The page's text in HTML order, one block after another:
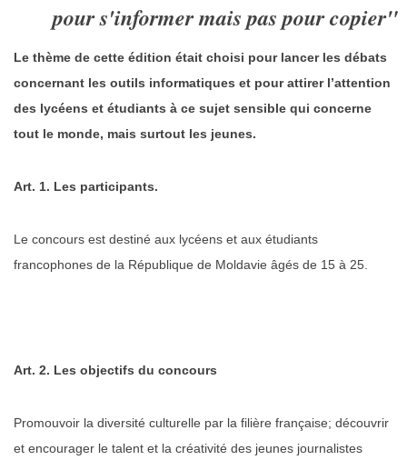
pour s'informer mais pas pour copier"
Le thème de cette édition était choisi pour lancer les débats
concernant les outils informatiques et pour attirer l’attention
des lycéens et étudiants à ce sujet sensible qui concerne
tout le monde, mais surtout les jeunes.
Art. 1. Les participants.
Le concours est destiné aux lycéens et aux étudiants
francophones de la République de Moldavie âgés de 15 à 25.
Art. 2. Les objectifs du concours
Promouvoir la diversité culturelle par la filière française; découvrir
et encourager le talent et la créativité des jeunes journalistes